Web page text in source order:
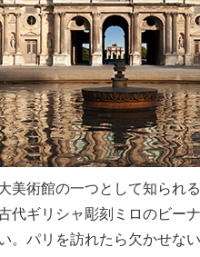
美術館の一つとして知られ
代ギリシャ彫刻ミロのビー
。パリを訪れたら欠かせな